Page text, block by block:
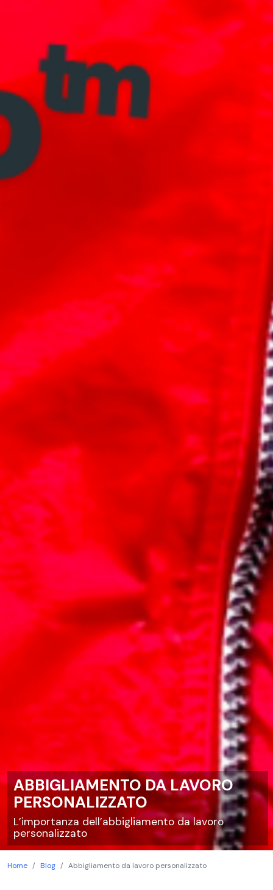
ABBIGLIAMENTO DA LAVORO
PERSONALIZZATO
L’importanza dell’abbigliamento da lavoro
personalizzato
Home Blog Abbigliamento da lavoro personalizzato